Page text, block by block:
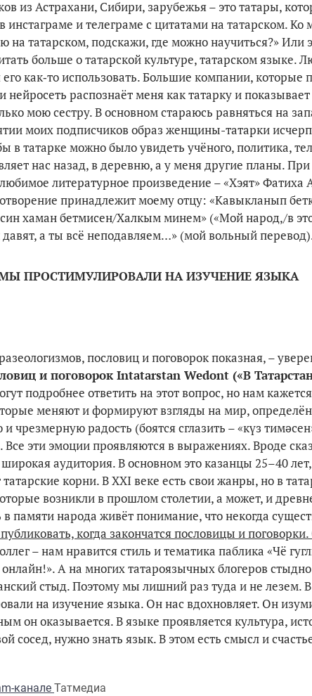
из Астрахани, Сибири, зарубежья – это татары,
и телеграме с цитатами на татарском. Ко
татарском, подскажи, где можно научиться?» Или
больше о татарской культуре, татарском языке.
как‑то использовать. Большие компании, которые
нейросеть распознаёт меня как татарку и
мою сестру. В основном стараюсь равняться на
моих подписчиков образ женщины-татарки
в татарке можно было увидеть учёного, политика,
нас назад, в деревню, а у меня другие планы. При
литературное произведение – «Хэят»
принадлежит моему отцу: «Кавыкланып
хаман бетмисен/Халкым минем» («Мой народ,/в
а ты всё неподавляем…» (мой вольный
ПРОСТИМУЛИРОВАЛИ НА ИЗУЧЕНИЕ ЯЗЫКА
пословиц и поговорок показная, –
и поговорок Intatarstan Wedont («В
подробнее ответить на этот вопрос, но нам
меняют и формируют взгляды на мир,
радость (боятся сглазить – «күз
Все эти эмоции проявляются в выражениях. Вроде
аудитория. В основном это казанцы 25–40
корни. В XXI веке есть свои жанры, но в
возникли в прошлом столетии, а может, и
памяти народа живёт понимание, что некогда
когда закончатся пословицы и
– нам нравится стиль и тематика паблика «Чё
А на многих татароязычных блогеров
стыд. Поэтому мы лишний раз туда и не лезем.
на изучение языка. Он нас вдохновляет. Он
он оказывается. В языке проявляется культура,
сосед, нужно знать язык. В этом есть смысл и
канале Татмедиа